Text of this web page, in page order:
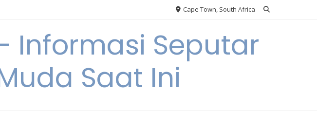
Cape Town, South Africa
– Informasi Seputar
Saat Ini